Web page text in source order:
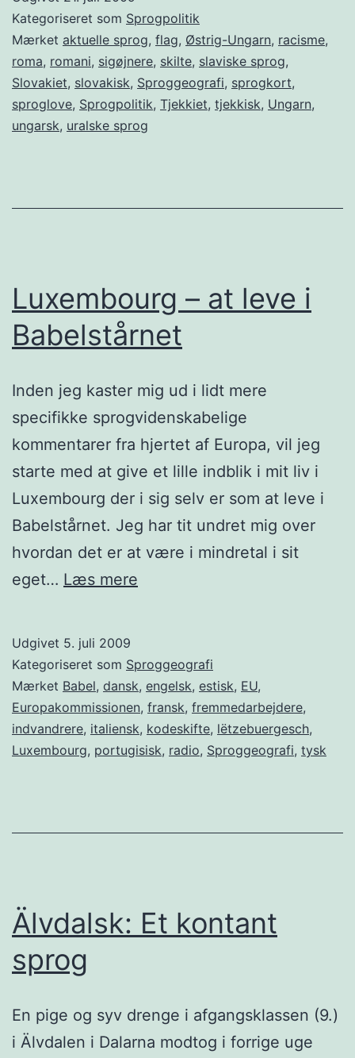
Kategoriseret som Sprogpolitik
Mærket aktuelle sprog, flag, Østrig-Ungarn, racisme,
roma, romani, sigøjnere, skilte, slaviske sprog,
Slovakiet, slovakisk, Sproggeografi, sprogkort,
sproglove, Sprogpolitik, Tjekkiet, tjekkisk, Ungarn,
ungarsk, uralske sprog
Luxembourg – at leve i
Babelstårnet
Inden jeg kaster mig ud i lidt mere
specifikke sprogvidenskabelige
kommentarer fra hjertet af Europa, vil jeg
starte med at give et lille indblik i mit liv i
Luxembourg der i sig selv er som at leve i
Babelstårnet. Jeg har tit undret mig over
hvordan det er at være i mindretal i sit
eget… Læs mere
leve
i
Babelstårnet
Udgivet 5. juli 2009
Kategoriseret som Sproggeografi
Mærket Babel, dansk, engelsk, estisk, EU,
Europakommissionen, fransk, fremmedarbejdere,
indvandrere, italiensk, kodeskifte, lëtzebuergesch,
Luxembourg, portugisisk, radio, Sproggeografi, tysk
Älvdalsk: Et kontant
sprog
En pige og syv drenge i afgangsklassen (9.)
i Älvdalen i Dalarna modtog i forrige uge